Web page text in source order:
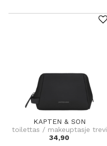
KAPTEN & SON
toilettas / makeuptasje trevi
34,90